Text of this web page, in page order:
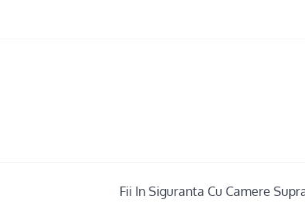
Fii In Siguranta Cu Camere